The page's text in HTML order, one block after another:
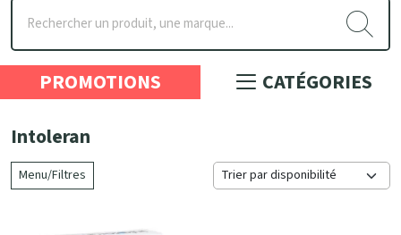
PROMOTIONS
CATÉGORIES
Intoleran
Menu/Filtres